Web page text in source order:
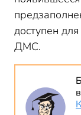
доступен
ДМС.